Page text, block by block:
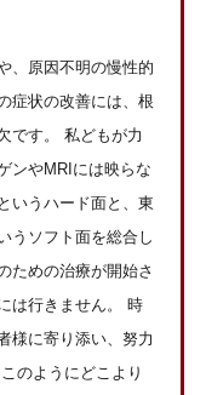
、原因不明の慢性的
症状の改善には、根
です。 私どもが力
ンやMRIには映らな
いうハード面と、東
うソフト面を総合し
ための治療が開始さ
は行きません。 時
様に寄り添い、努力
のようにどこより